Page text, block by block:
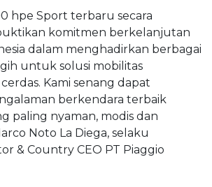
hpe Sport terbaru secara
komitmen berkelanjutan
dalam menghadirkan berbagai
untuk solusi mobilitas
Kami senang dapat
berkendara terbaik
paling nyaman, modis dan
Noto La Diega, selaku
& Country CEO PT Piaggio